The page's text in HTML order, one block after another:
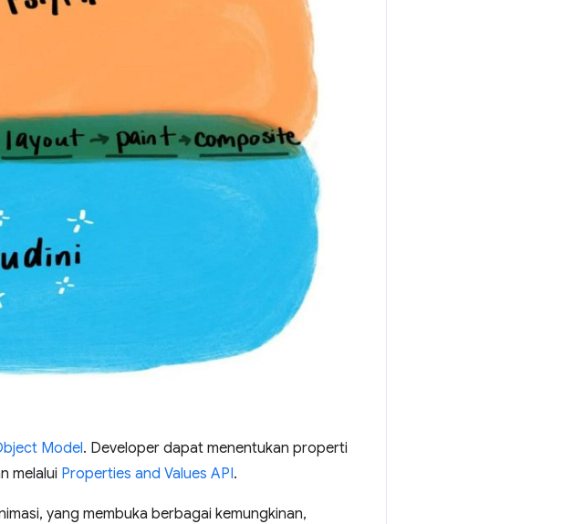
Model. Developer dapat menentukan properti
melalui Properties and Values API.
yang membuka berbagai kemungkinan,